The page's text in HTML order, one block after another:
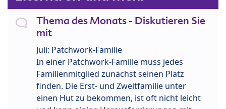
Thema des Monats - Diskutieren Sie
mit
Juli: Patchwork-Familie
In einer Patchwork-Familie muss jedes
Familienmitglied zunächst seinen Platz
finden. Die Erst- und Zweitfamilie unter
einen Hut zu bekommen, ist oft nicht leicht